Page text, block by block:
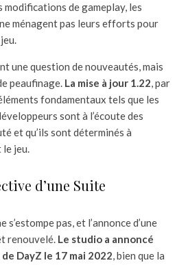
modifications de gameplay, les
ménagent pas leurs efforts pour
une question de nouveautés, mais
peaufinage. La mise à jour 1.22, par
fondamentaux tels que les
sont à l’écoute des
et qu’ils sont déterminés à
le jeu.
d’une Suite
pas, et l’annonce d’une
renouvelé. Le studio a annoncé
DayZ le 17 mai 2022, bien que la